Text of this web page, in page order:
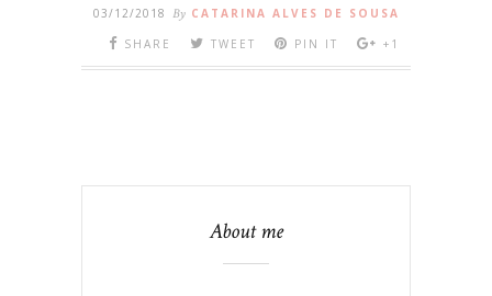
03/12/2018 By CATARINA ALVES DE SOUSA
SHARE
TWEET PIN IT +1
About me